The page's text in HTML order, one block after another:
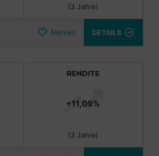
(3 Jahre)
Merken DETAILS
RENDITE
+11,09%
(3 Jahre)